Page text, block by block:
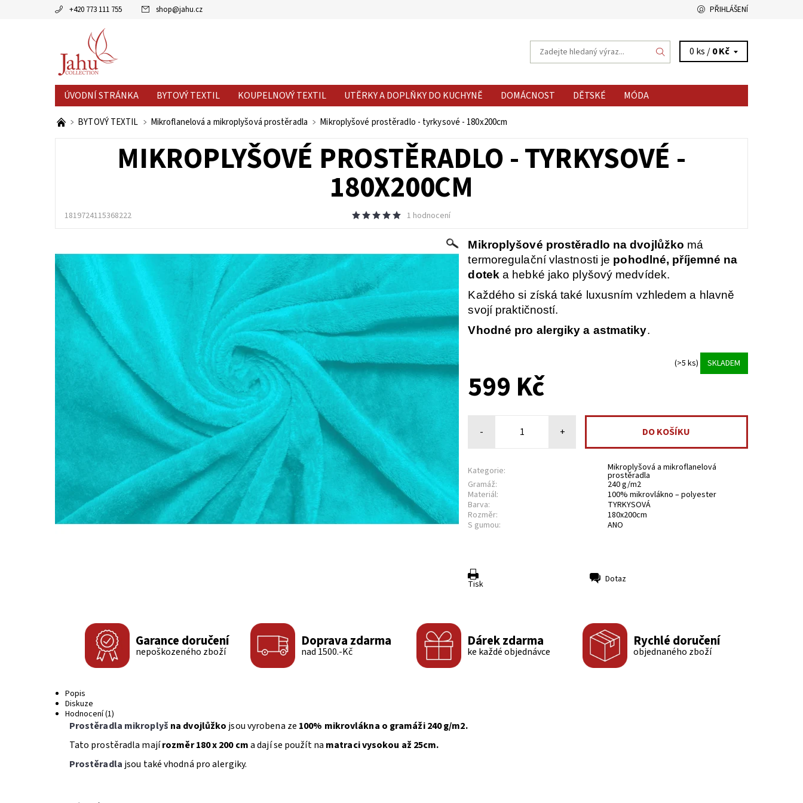
+420 773 111 755 shop@jahu.cz PŘIHLÁŠENÍ
0 ks /0 Kč
ÚVODNÍ STRÁNKA BYTOVÝ TEXTIL KOUPELNOVÝ TEXTIL UTĚRKY A DOPLŇKY DO KUCHYNĚ DOMÁCNOST DĚTSKÉ
MÓDA
AKCE MĚSÍCE
VÝPRODEJ %
BYTOVÝ TEXTIL Mikroflanelová a mikroplyšová prostěradla Mikroplyšové prostěradlo - tyrkysové - 180x200cm
MIKROPLYŠOVÉ PROSTĚRADLO - TYRKYSOVÉ -
180X200CM
1819724115368222 1 hodnocení
Mikroplyšové prostěradlo na dvojlůžko má
termoregulační vlastnosti je pohodlné, příjemné na
dotek a hebké jako plyšový medvídek.
Každého si získá také luxusním vzhledem a hlavně
svojí praktičností.
Vhodné pro alergiky a astmatiky.
(>5 ks) SKLADEM
599 Kč
- +
Kategorie: Mikroplyšová a mikroflanelová
prostěradla
Gramáž:
240 g/m2
Materiál:
100% mikrovlákno – polyester
Barva:
TYRKYSOVÁ
Rozměr:
180x200cm
S gumou:
ANO
Tisk Dotaz
Garance doručení
nepoškozeného zboží
Doprava zdarma
nad 1500.-Kč
Dárek zdarma
ke každé objednávce
Rychlé doručení
objednaného zboží
Popis
Diskuze
Hodnocení (1)
Prostěradla mikroplyš na dvojlůžko jsou vyrobena ze 100% mikrovlákna o gramáži 240 g/m2.
Tato prostěradla majírozměr 180 x 200 cma dají se použít na matraci vysokou až 25cm.
Prostěradla jsou také vhodná pro alergiky.